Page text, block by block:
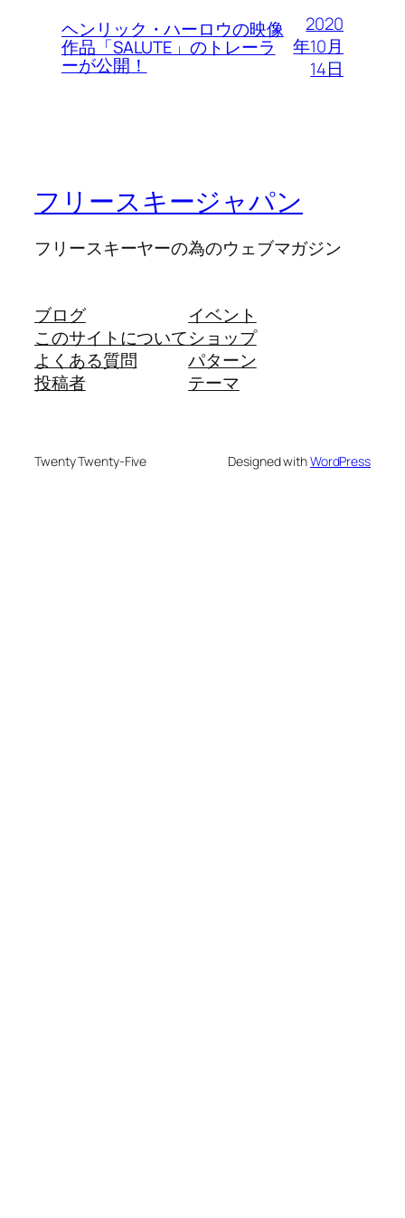
ヘンリック・ハーロウの映像
作品「SALUTE」のトレーラ
ーが公開！
2020
年10月
14日
フリースキージャパン
フリースキーヤーの為のウェブマガジン
ブログ
このサイトについて
よくある質問
投稿者
イベント
ショップ
パターン
テーマ
Twenty Twenty-Five Designed withWordPress